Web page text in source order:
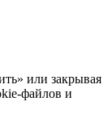
или закрывая
файлов и